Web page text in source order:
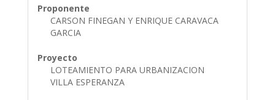
Proponente
CARSON FINEGAN Y ENRIQUE CARAVACA
GARCIA
Proyecto
LOTEAMIENTO PARA URBANIZACION
VILLA ESPERANZA